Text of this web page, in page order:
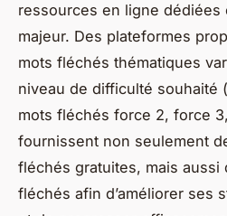
ressources en ligne dédiées
majeur. Des plateformes
mots fléchés thématiques
niveau de difficulté souhaité
mots fléchés force 2, force
fournissent non seulement
fléchés gratuites, mais aussi
fléchés afin d’améliorer ses